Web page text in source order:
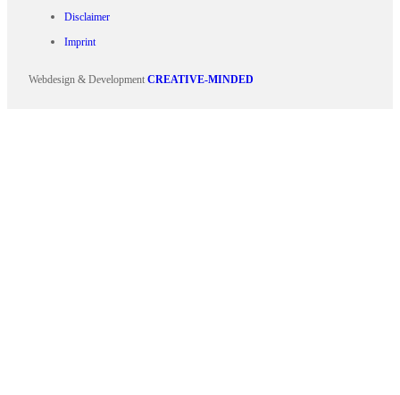
Disclaimer
Imprint
Webdesign & DevelopmentCREATIVE-MINDED